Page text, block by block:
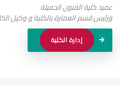
عميد كلية الفنون الجميلة
ورئيس قسم العمارة بالكلية و وكيل
إدارة الكلية